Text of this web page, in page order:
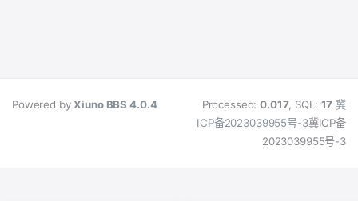
Powered byXiuno BBS4.0.4 Processed:0.017, SQL: 17 冀
ICP备2023039955号-3冀ICP备
2023039955号-3